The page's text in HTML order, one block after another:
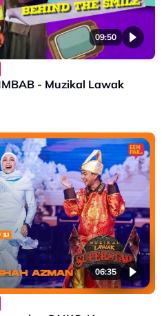
09:50
- Muzikal Lawak
06:35